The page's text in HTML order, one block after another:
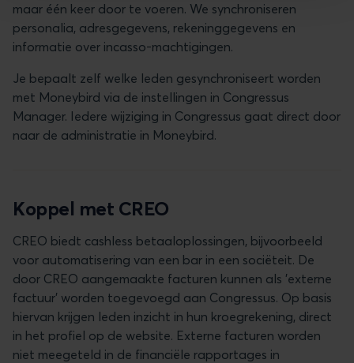
maar één keer door te voeren. We synchroniseren
personalia, adresgegevens, rekeninggegevens en
informatie over incasso-machtigingen.
Je bepaalt zelf welke leden gesynchroniseert worden
met Moneybird via de instellingen in Congressus
Manager. Iedere wijziging in Congressus gaat direct door
naar de administratie in Moneybird.
Koppel met CREO
CREO biedt cashless betaaloplossingen, bijvoorbeeld
voor automatisering van een bar in een sociëteit. De
door CREO aangemaakte facturen kunnen als 'externe
factuur' worden toegevoegd aan Congressus. Op basis
hiervan krijgen leden inzicht in hun kroegrekening, direct
in het profiel op de website. Externe facturen worden
niet meegeteld in de financiële rapportages in